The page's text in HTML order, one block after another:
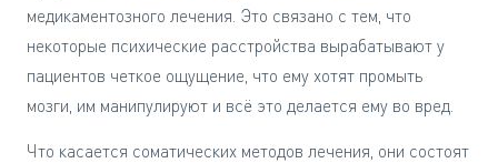
медикаментозного лечения. Это связано с тем, что
некоторые психические расстройства вырабатывают у
пациентов четкое ощущение, что ему хотят промыть
мозги, им манипулируют и всё это делается ему во вред.
Что касается соматических методов лечения, они состоят